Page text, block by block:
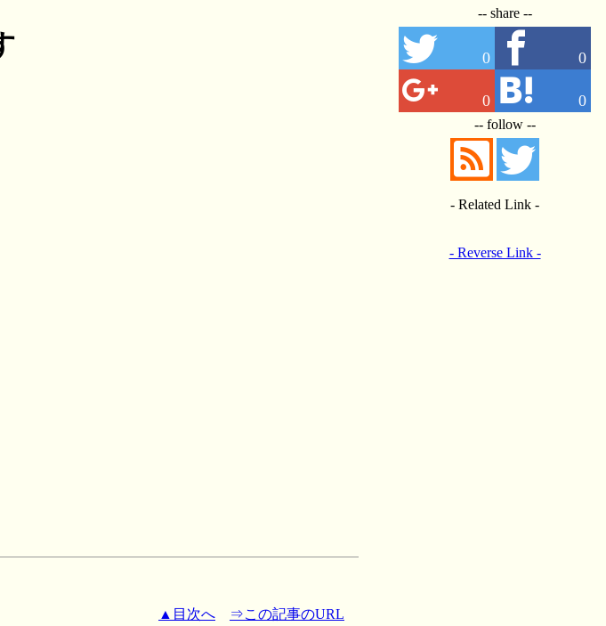
▲目次へ
⇒この記事のURL
-- share --
0 0
0 0
-- follow --
- Related Link -
- Reverse Link -